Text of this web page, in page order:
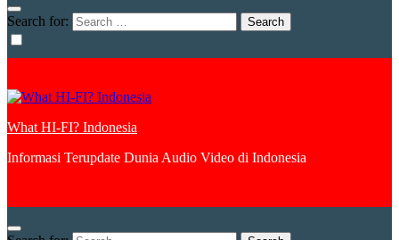
Search for:
What HI-FI? Indonesia
Informasi Terupdate Dunia Audio Video di Indonesia